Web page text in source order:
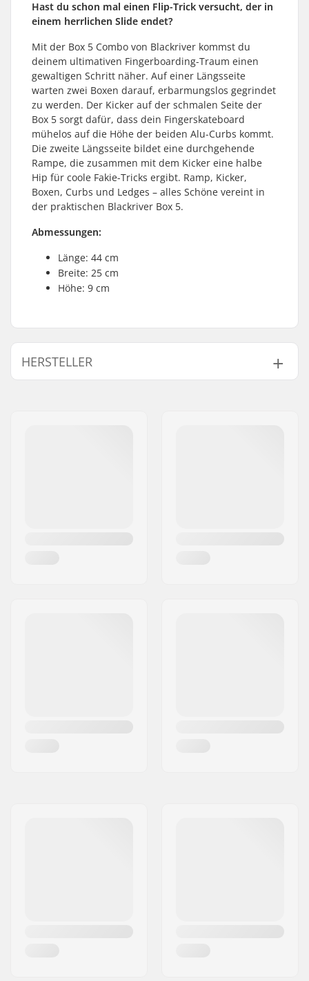
Hast du schon mal einen Flip-Trick versucht, der in
einem herrlichen Slide endet?
Mit der Box 5 Combo von Blackriver kommst du
deinem ultimativen Fingerboarding-Traum einen
gewaltigen Schritt näher. Auf einer Längsseite
warten zwei Boxen darauf, erbarmungslos gegrindet
zu werden. Der Kicker auf der schmalen Seite der
Box 5 sorgt dafür, dass dein Fingerskateboard
mühelos auf die Höhe der beiden Alu-Curbs kommt.
Die zweite Längsseite bildet eine durchgehende
Rampe, die zusammen mit dem Kicker eine halbe
Hip für coole Fakie-Tricks ergibt. Ramp, Kicker,
Boxen, Curbs und Ledges – alles Schöne vereint in
der praktischen Blackriver Box 5.
Abmessungen:
Länge: 44 cm
Breite: 25 cm
Höhe: 9 cm
HERSTELLER